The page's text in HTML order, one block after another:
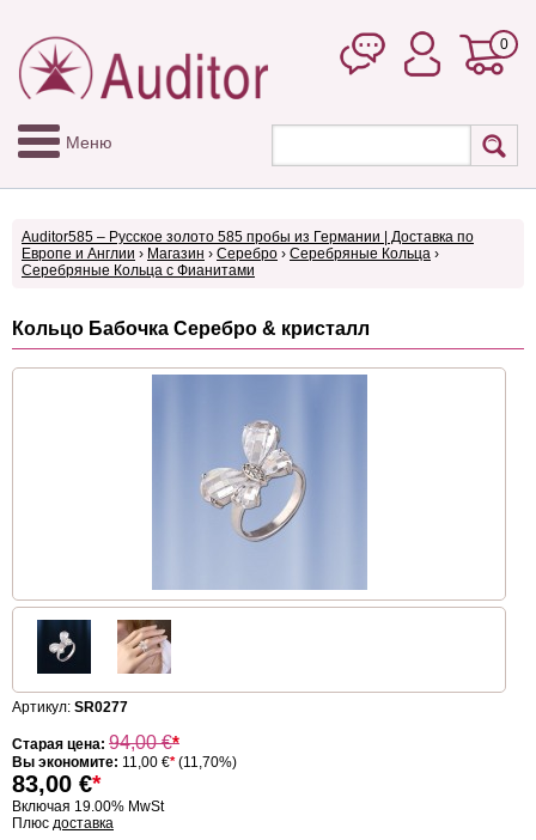
0
Меню
Auditor585 – Русское золото 585 пробы из Германии | Доставка по
Европе и Англии › Магазин › Серебро › Серебряные Кольца ›
Серебряные Кольца с Фианитами
Кольцо Бабочка Серебро & кристалл
Артикул: SR0277
Старая цена: 94,00€*
Вы экономите: 11,00 €*(11,70%)
83,00 €*
Включая 19.00% MwSt
Плюс доставка